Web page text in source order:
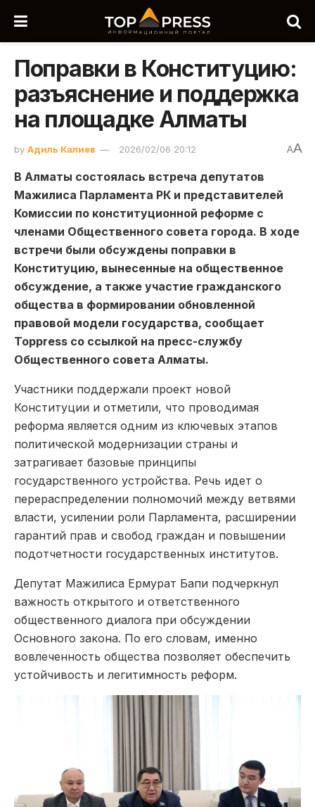
Поправки в Конституцию:
разъяснение и поддержка
на площадке Алматы
by Адиль Калиев 2026/02/06 20:12 AA
В Алматы состоялась встреча депутатов
Мажилиса Парламента РК и представителей
Комиссии по конституционной реформе с
членами Общественного совета города. В ходе
встречи были обсуждены поправки в
Конституцию, вынесенные на общественное
обсуждение, а также участие гражданского
общества в формировании обновленной
правовой модели государства, сообщает
Toppress со ссылкой на пресс-службу
Общественного совета Алматы.
Участники поддержали проект новой
Конституции и отметили, что проводимая
реформа является одним из ключевых этапов
политической модернизации страны и
затрагивает базовые принципы
государственного устройства. Речь идет о
перераспределении полномочий между ветвями
власти, усилении роли Парламента, расширении
гарантий прав и свобод граждан и повышении
подотчетности государственных институтов.
Депутат Мажилиса Ермурат Бапи подчеркнул
важность открытого и ответственного
общественного диалога при обсуждении
Основного закона. По его словам, именно
вовлеченность общества позволяет обеспечить
устойчивость и легитимность реформ.